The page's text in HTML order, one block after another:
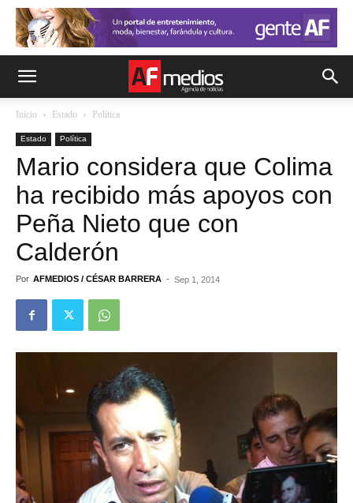
Inicio Estado Política
Estado Política
Mario considera que Colima
ha recibido más apoyos con
Peña Nieto que con
Calderón
Por AFMEDIOS / CÉSAR BARRERA - Sep 1, 2014